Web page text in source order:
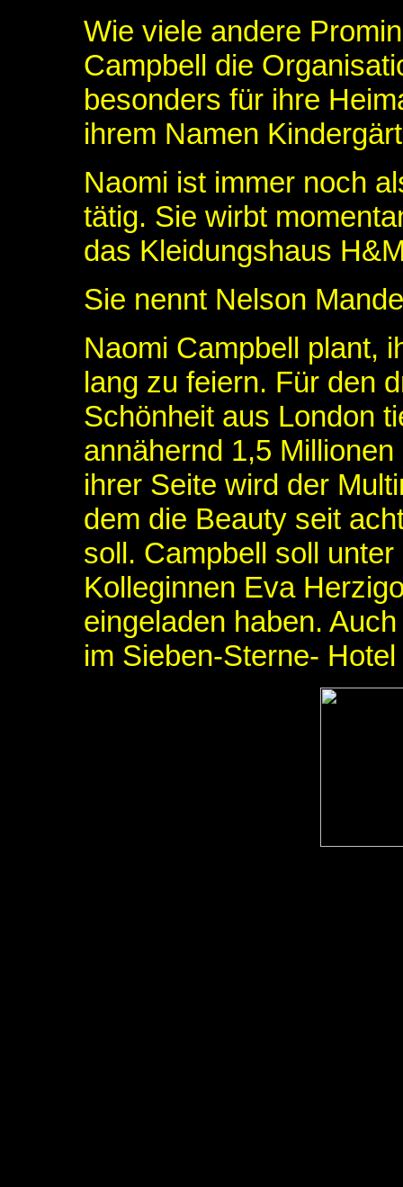
Wie viele andere
Campbell die
besonders für ihre
ihrem Namen
Naomi ist immer noch
tätig. Sie wirbt
das Kleidungshaus
Sie nennt Nelson
Naomi Campbell plant,
lang zu feiern. Für den
Schönheit aus London
annähernd 1,5
ihrer Seite wird der
dem die Beauty seit
soll. Campbell soll
Kolleginnen Eva
eingeladen haben.
im Sieben-Sterne-